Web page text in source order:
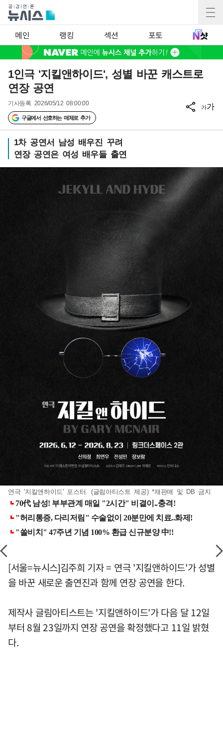
메인 랭킹 섹션 포토
1인극 '지킬앤하이드', 성별 바꾼 캐스트로
연장 공연
기사등록 2026/05/12 08:00:00
구글에서 선호하는 매체로 추가
가가
1차 공연서 남성 배우진 꾸려
연장 공연은 여성 배우들 출연
연극 '지킬앤하이드' 포스터. (글림아티스트 제공) *재판매 및 DB 금지
[서울=뉴시스]김주희 기자 = 연극 '지킬앤하이드'가 성별
을 바꾼 새로운 출연진과 함께 연장 공연을 한다.
제작사 글림아티스트는 '지킬앤하이드'가 다음 달 12일
부터 8월 23일까지 연장 공연을 확정했다고 11일 밝혔
다.